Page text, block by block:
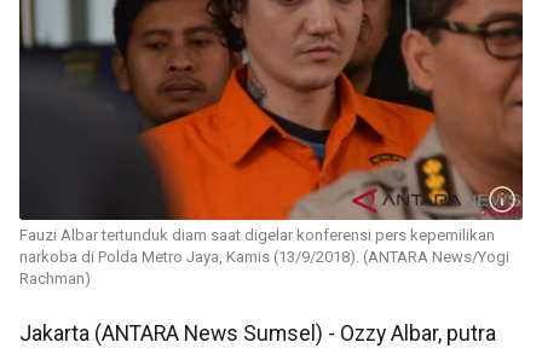
Fauzi Albar tertunduk diam saat digelar konferensi pers kepemilikan
narkoba di Polda Metro Jaya, Kamis (13/9/2018). (ANTARA News/Yogi
Rachman)
Jakarta (ANTARA News Sumsel) - Ozzy Albar, putra